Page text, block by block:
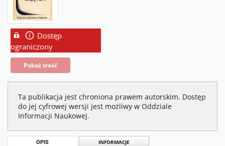
Dostęp
ograniczony
Pokaż treść
Ta publikacja jest chroniona prawem autorskim. Dostęp
do jej cyfrowej wersji jest możliwy w Oddziale
Informacji Naukowej.
OPIS INFORMACJE